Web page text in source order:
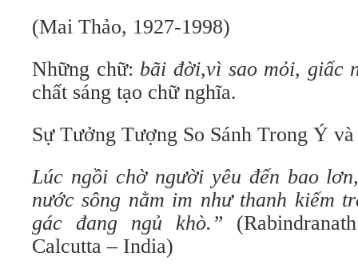
(Mai Thảo, 1927-1998)
Những chữ: bãi đời,vì sao mỏi, giấc
chất sáng tạo chữ nghĩa.
Sự Tưởng Tượng So Sánh Trong Ý
Lúc ngồi chờ người yêu đến bao
nước sông nằm im như thanh kiếm
gác đang ngủ khò.”
Calcutta – India)